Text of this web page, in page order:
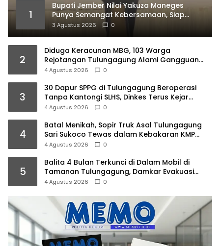
1
Bupati Jember Nilai Yakuza Maneges
Punya Semangat Kebersamaan, Siap
Bersinergi Bangun Daerah
3 Agustus 2026 0
2
Diduga Keracunan MBG, 103 Warga
Rejotangan Tulungagung Alami Gangguan
Pencernaan
4 Agustus 2026 0
3
30 Dapur SPPG di Tulungagung Beroperasi
Tanpa Kantongi SLHS, Dinkes Terus Kejar
Percepatan Izin
4 Agustus 2026 0
4
Batal Menikah, Sopir Truk Asal Tulungagung
Sari Sukoco Tewas dalam Kebakaran KMP
Mutiara 2
4 Agustus 2026 0
5
Balita 4 Bulan Terkunci di Dalam Mobil di
Tamanan Tulungagung, Damkar Evakuasi
dalam 10 Menit
4 Agustus 2026 0